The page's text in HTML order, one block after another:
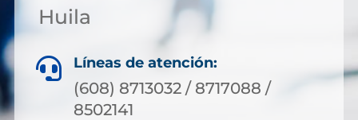
Huila
 Líneas de atención:
(608) 8713032 / 8717088 /
8502141